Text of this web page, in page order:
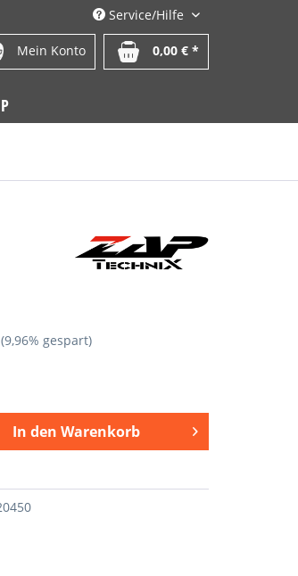
Service/Hilfe
Mein Konto 0,00 € *
(9,96% gespart)
In den Warenkorb